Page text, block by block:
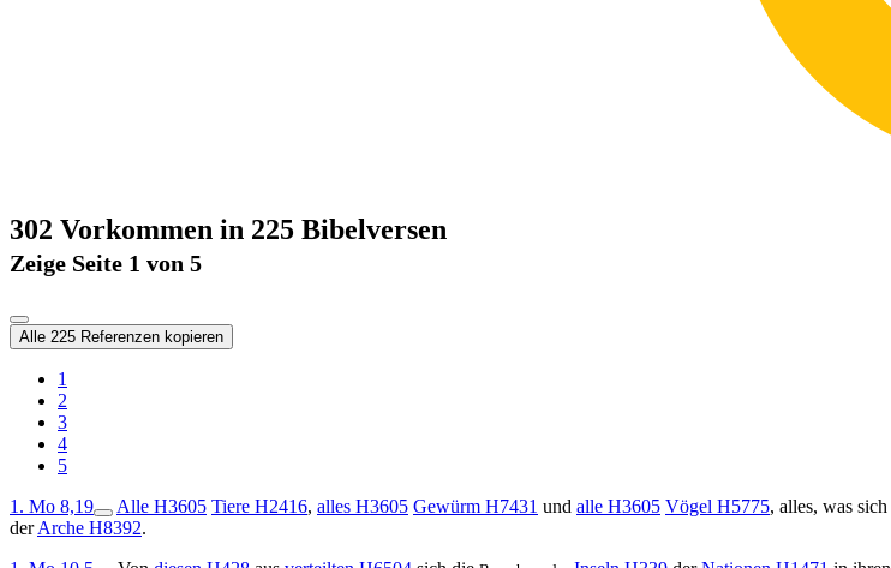
302 Vorkommen in 225 Bibelversen
Zeige Seite 1 von 5
Alle 225 Referenzen kopieren
1
2
3
4
5
1. Mo 8,19
Alle H3605 Tiere H2416, alles H3605 Gewürm H7431 und alle H3605 Vögel H5775, alles, was sich
derArche H8392.